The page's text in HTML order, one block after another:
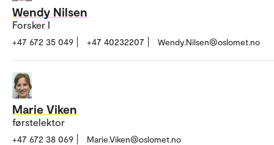
Wendy Nilsen
Forsker I
+47 672 35 049 +47 40232207 Wendy.Nilsen@oslomet.no
Marie Viken
førstelektor
+47 672 38 069 Marie.Viken@oslomet.no